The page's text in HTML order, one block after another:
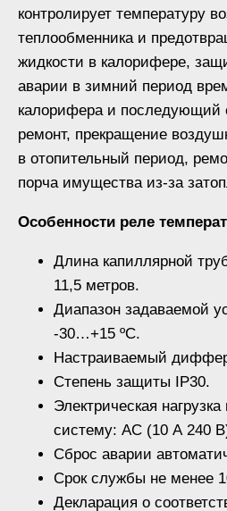
контролирует температуру
теплообменника и
жидкости в калорифере,
аварии в зимний период
калорифера и последующий
ремонт, прекращение
в отопительный период,
порча имущества из-за
Особенности реле
Длина капиллярной
11,5 метров.
Диапазон задаваемой
-30…+15 ºС.
Настраиваемый
Степень защиты IP30.
Электрическая
систему: АС (10 А 240
Сброс аварии
Срок службы не менее
Декларация о